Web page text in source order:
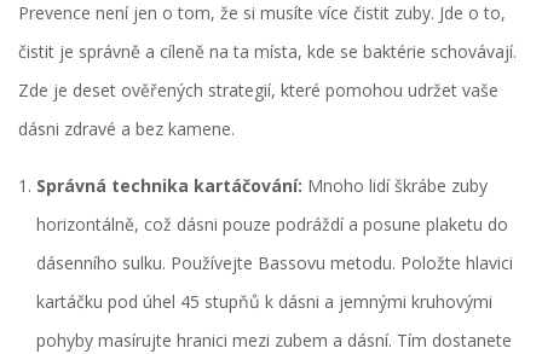
Prevence není jen o tom, že si musíte více čistit zuby. Jde o to,
čistit je správně a cíleně na ta místa, kde se baktérie schovávají.
Zde je deset ověřených strategií, které pomohou udržet vaše
dásni zdravé a bez kamene.
Správná technika kartáčování: Mnoho lidí škrábe zuby
horizontálně, což dásni pouze podráždí a posune plaketu do
dásenního sulku. Používejte Bassovu metodu. Položte hlavici
kartáčku pod úhel 45 stupňů k dásni a jemnými kruhovými
pohyby masírujte hranici mezi zubem a dásní. Tím dostanete